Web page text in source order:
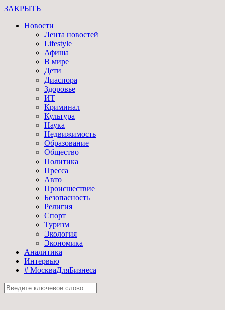
ЗАКРЫТЬ
Новости
Лента новостей
Lifestyle
Афиша
В мире
Дети
Диаспора
Здоровье
ИТ
Криминал
Культура
Наука
Недвижимость
Образование
Общество
Политика
Пресса
Авто
Происшествие
Безопасность
Религия
Спорт
Туризм
Экология
Экономика
Аналитика
Интервью
# МоскваДляБизнеса